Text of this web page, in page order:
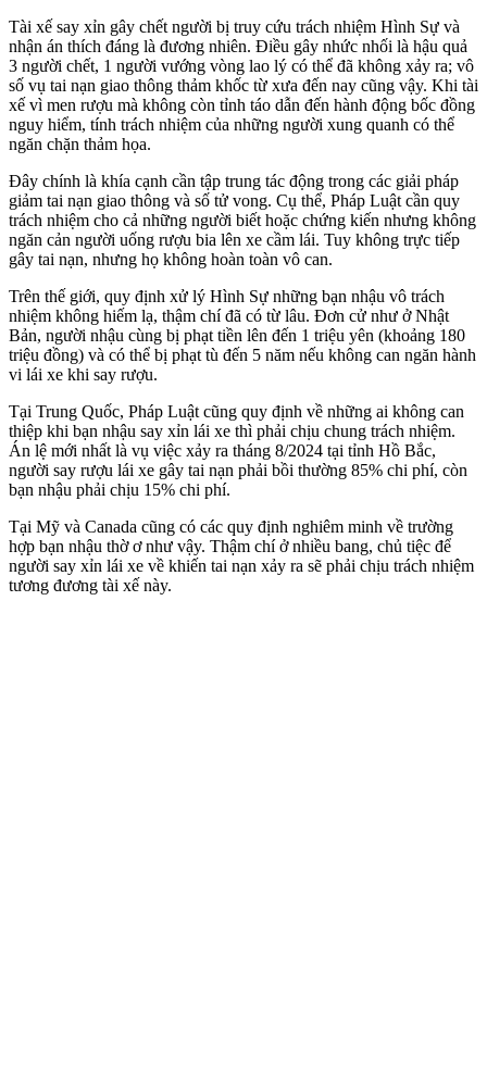
Tài xế say xỉn gây chết người bị truy cứu trách nhiệm Hình Sự và
nhận án thích đáng là đương nhiên. Điều gây nhức nhối là hậu quả
3 người chết, 1 người vướng vòng lao lý có thể đã không xảy ra; vô
số vụ tai nạn giao thông thảm khốc từ xưa đến nay cũng vậy. Khi tài
xế vì men rượu mà không còn tỉnh táo dẫn đến hành động bốc đồng
nguy hiểm, tính trách nhiệm của những người xung quanh có thể
ngăn chặn thảm họa.
Đây chính là khía cạnh cần tập trung tác động trong các giải pháp
giảm tai nạn giao thông và số t‌ử von‌g. Cụ thể, Pháp Luật cần quy
trách nhiệm cho cả những người biết hoặc chứng kiến nhưng không
ngăn cản người uống rượu bia lên xe cầm lái. Tuy không trực tiếp
gây tai nạn, nhưng họ không hoàn toàn vô can.
Trên thế giới, quy định xử lý Hình Sự những bạn nhậu vô trách
nhiệm không hiếm lạ, thậm chí đã có từ lâu. Đơn cử như ở Nhật
Bản, người nhậu cùng bị phạt tiền lên đến 1 triệu yên (khoảng 180
triệu đồng) và có thể bị phạt tù đến 5 năm nếu không can ngăn hành
vi lái xe khi say rượu.
Tại Trung Quốc, Pháp Luật cũng quy định về những ai không can
thiệp khi bạn nhậu say xỉn lái xe thì phải chịu chung trách nhiệm.
Án lệ mới nhất là vụ việc xảy ra tháng 8/2024 tại tỉnh Hồ Bắc,
người say rượu lái xe gây tai nạn phải bồi thường 85% chi phí, còn
bạn nhậu phải chịu 15% chi phí.
Tại Mỹ và Canada cũng có các quy định nghiêm minh về trường
hợp bạn nhậu thờ ơ như vậy. Thậm chí ở nhiều bang, chủ tiệc để
người say xỉn lái xe về khiến tai nạn xảy ra sẽ phải chịu trách nhiệm
tương đương tài xế này.